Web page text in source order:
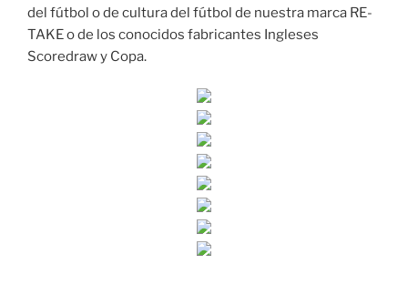
del fútbol o de cultura del fútbol de nuestra marca RE-
TAKE o de los conocidos fabricantes Ingleses
Scoredraw y Copa.